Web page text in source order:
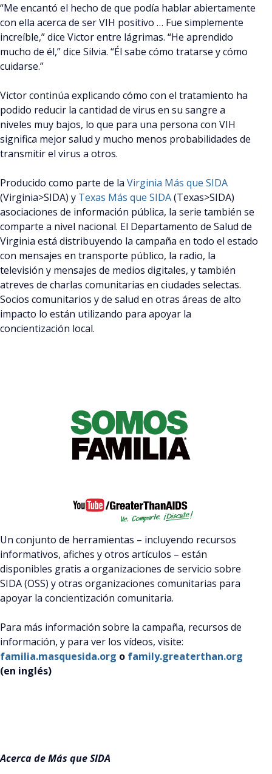
“Me encantó el hecho de que podía hablar abiertamente
con ella acerca de ser VIH positivo … Fue simplemente
increíble,” dice Victor entre lágrimas. “He aprendido
mucho de él,” dice Silvia. “Él sabe cómo tratarse y cómo
cuidarse.”
Victor continúa explicando cómo con el tratamiento ha
podido reducir la cantidad de virus en su sangre a
niveles muy bajos, lo que para una persona con VIH
significa mejor salud y mucho menos probabilidades de
transmitir el virus a otros.
Producido como parte de la Virginia Más que SIDA
(Virginia>SIDA) y Texas Más que SIDA(Texas>SIDA)
asociaciones de información pública, la serie también se
comparte a nivel nacional. El Departamento de Salud de
Virginia está distribuyendo la campaña en todo el estado
con mensajes en transporte público, la radio, la
televisión y mensajes de medios digitales, y también
atreves de charlas comunitarias en ciudades selectas.
Socios comunitarios y de salud en otras áreas de alto
impacto lo están utilizando para apoyar la
concientización local.
Un conjunto de herramientas – incluyendo recursos
informativos, afiches y otros artículos – están
disponibles gratis a organizaciones de servicio sobre
SIDA (OSS) y otras organizaciones comunitarias para
apoyar la concientización comunitaria.
Para más información sobre la campaña, recursos de
información, y para ver los vídeos, visite:
familia.masquesida.org o family.greaterthan.org
(en inglés)
Acerca de Más que SIDA